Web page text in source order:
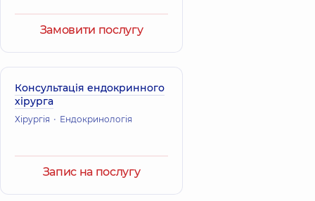
Замовити послугу
Консультація ендокринного
хірурга
Хірургія Ендокринологія
Запис на послугу